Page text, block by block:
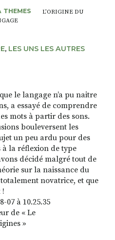
S'ABONNER
LA NEWSLETTER
LINKEDINYOUTUBE
THEMES
L’ORIGINE DU
, LES UNS LES AUTRES
le langage n’a pu naitre
a essayé de comprendre
mots à partir des sons.
bouleversent les
un peu ardu pour des
la réflexion de type
décidé malgré tout de
sur la naissance du
novatrice, et que
!
de « Le
»